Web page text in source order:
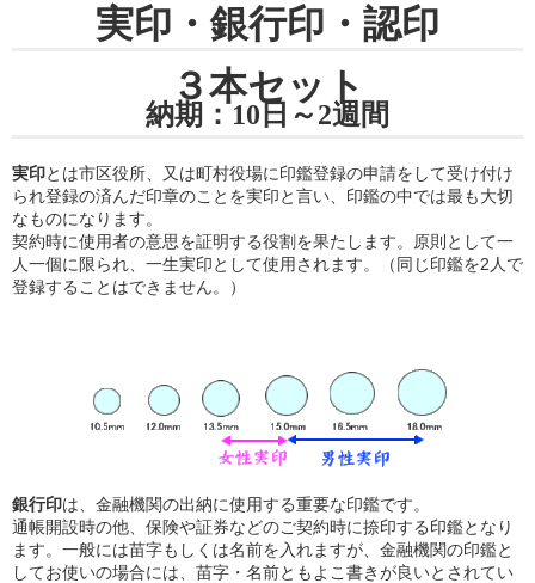
実印・銀行印・認印
３本セット
納期：10日～2週間
実印とは市区役所、又は町村役場に印鑑登録の申請をして受け付け
られ登録の済んだ印章のことを実印と言い、印鑑の中では最も大切
なものになります。
契約時に使用者の意思を証明する役割を果たします。原則として一
人一個に限られ、一生実印として使用されます。（同じ印鑑を2人で
登録することはできません。）
銀行印は、金融機関の出納に使用する重要な印鑑です。
通帳開設時の他、保険や証券などのご契約時に捺印する印鑑となり
ます。一般には苗字もしくは名前を入れますが、金融機関の印鑑と
してお使いの場合には、苗字・名前ともよこ書きが良いとされてい